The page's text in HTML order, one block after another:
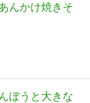
んかけ焼きそ
ぼうと大きな